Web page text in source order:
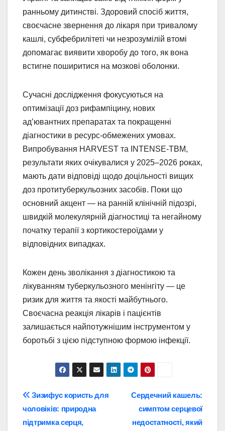
ранньому дитинстві. Здоровий спосіб життя,
своєчасне звернення до лікаря при тривалому
кашлі, субфебрилітеті чи незрозумілій втомі
допомагає виявити хворобу до того, як вона
встигне поширитися на мозкові оболонки.
Сучасні дослідження фокусуються на
оптимізації доз рифампіцину, нових
ад’ювантних препаратах та покращенні
діагностики в ресурс-обмежених умовах.
Випробування HARVEST та INTENSE-TBM,
результати яких очікувалися у 2025–2026 роках,
мають дати відповіді щодо доцільності вищих
доз протитуберкульозних засобів. Поки що
основний акцент — на ранній клінічній підозрі,
швидкій молекулярній діагностиці та негайному
початку терапії з кортикостероїдами у
відповідних випадках.
Кожен день зволікання з діагностикою та
лікуванням туберкульозного менінгіту — це
ризик для життя та якості майбутнього.
Своєчасна реакція лікарів і пацієнтів
залишається найпотужнішим інструментом у
боротьбі з цією підступною формою інфекції.
Навігація
записів
Сердечний кашель:
симптом серцевої
недостатності, який
Зизифус користь для
чоловіків: природна
підтримка серця,